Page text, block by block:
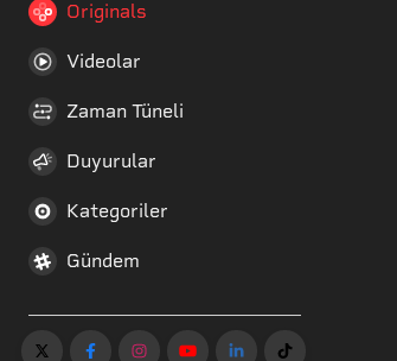
Originals
Videolar
Zaman Tüneli
Duyurular
Kategoriler
Gündem